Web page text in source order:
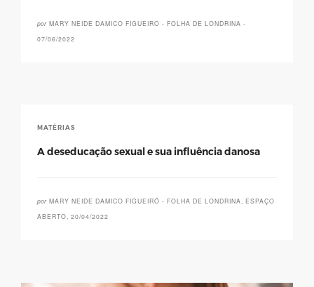
por MARY NEIDE DAMICO FIGUEIRO - FOLHA DE LONDRINA -
07/06/2022
MATÉRIAS
A deseducação sexual e sua influência danosa
por MARY NEIDE DAMICO FIGUEIRÓ - FOLHA DE LONDRINA, ESPAÇO
ABERTO, 20/04/2022